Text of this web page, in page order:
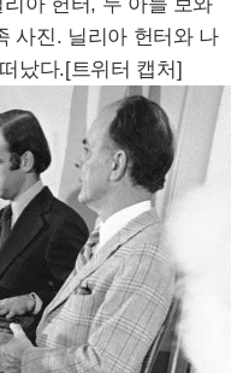
사진. 닐리아 헌터와 나
났다.[트위터 캡처]